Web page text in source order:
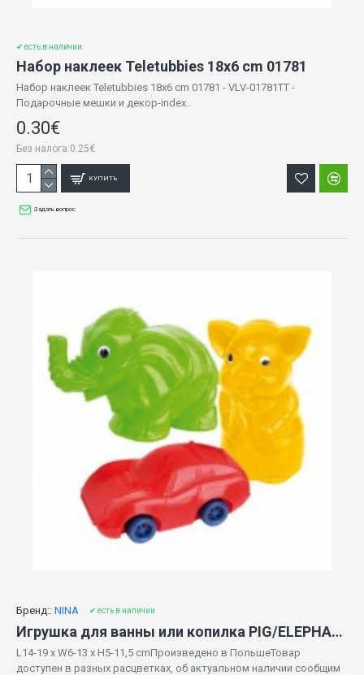
✔ есть в наличии
Набор наклеек Teletubbies 18x6 cm 01781
Набор наклеек Teletubbies 18x6 cm 01781 - VLV-01781TT -
Подарочные мешки и декор-index..
0.30€
Без налога:0.25€
КУПИТЬ
Задать вопрос
Бренд:: NINA ✔ есть в наличии
Игрушка для ванны или копилка PIG/ELEPHANT/CAR (NINA 0123)
L14-19 x W6-13 x H5-11,5 cmПроизведено в ПольшеТовар
доступен в разных расцветках, об актуальном наличии сообщим